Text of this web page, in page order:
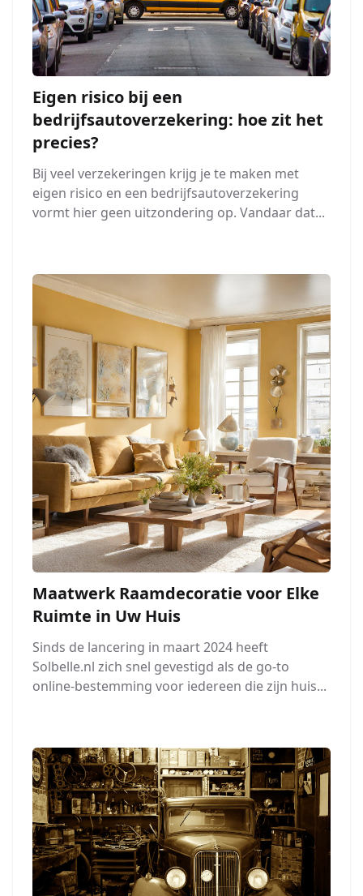
Eigen risico bij een
bedrijfsautoverzekering: hoe zit het
precies?
Bij veel verzekeringen krijg je te maken met
eigen risico en een bedrijfsautoverzekering
vormt hier geen uitzondering op. Vandaar dat...
Maatwerk Raamdecoratie voor Elke
Ruimte in Uw Huis
Sinds de lancering in maart 2024 heeft
Solbelle.nl zich snel gevestigd als de go-to
online-bestemming voor iedereen die zijn huis...